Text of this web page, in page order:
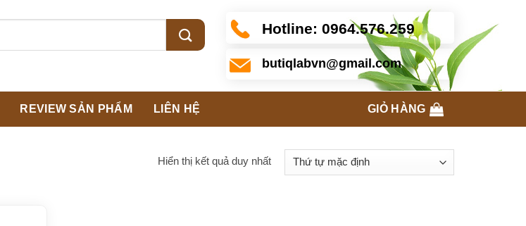
Hotline: 0964.576.259
butiqlabvn@gmail.com
REVIEW SẢN PHẨM LIÊN HỆ GIỎ HÀNG
Hiển thị kết quả duy nhất